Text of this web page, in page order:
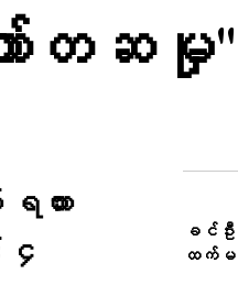
ော်တဆမှု"
ထား
၄
ခင်ဦး
ထက်မန